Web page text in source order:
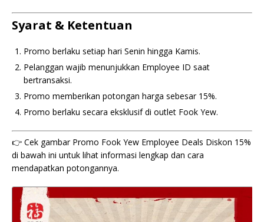
Syarat & Ketentuan
Promo berlaku setiap hari Senin hingga Kamis.
Pelanggan wajib menunjukkan Employee ID saat
bertransaksi.
Promo memberikan potongan harga sebesar 15%.
Promo berlaku secara eksklusif di outlet Fook Yew.
👉 Cek gambar Promo Fook Yew Employee Deals Diskon 15%
di bawah ini untuk lihat informasi lengkap dan cara
mendapatkan potongannya.